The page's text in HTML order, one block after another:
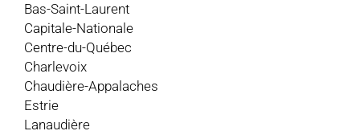
Bas-Saint-Laurent
Capitale-Nationale
Centre-du-Québec
Charlevoix
Chaudière-Appalaches
Estrie
Lanaudière